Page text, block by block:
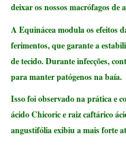
deixar os nossos macrófagos de
A Equinácea modula os efeitos
ferimentos, que garante a
de tecido. Durante infecções,
para manter patógenos na baía.
Isso foi observado na prática e
ácido Chicoric e raiz caftárico
angustifólia exibiu a mais forte